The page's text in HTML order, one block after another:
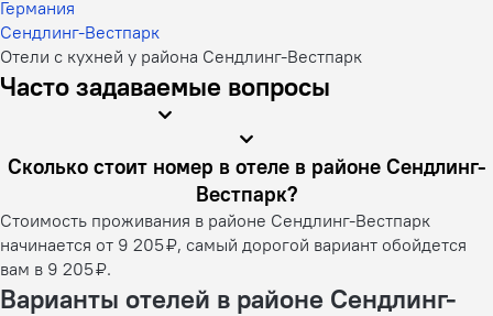
Германия
Сендлинг-Вестпарк
Отели с кухней у района Сендлинг-Вестпарк
Часто задаваемые вопросы
Сколько стоит номер в отеле в районе Сендлинг-
Вестпарк?
Стоимость проживания в районе Сендлинг-Вестпарк
начинается от 9 205 ₽, самый дорогой вариант обойдется
вам в 9 205 ₽.
Варианты отелей в районе Сендлинг-